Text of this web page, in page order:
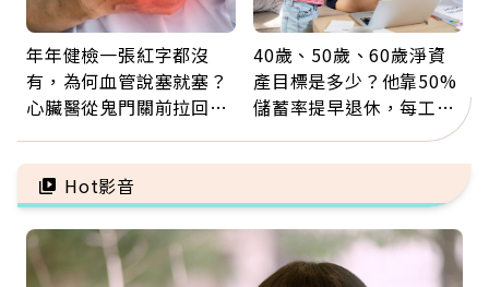
年年健檢一張紅字都沒
有，為何血管說塞就塞？
心臟醫從鬼門關前拉回病
字
40歲、50歲、60歲淨資
產目標是多少？他靠50%
儲蓄率提早退休，每工作
Hot影音